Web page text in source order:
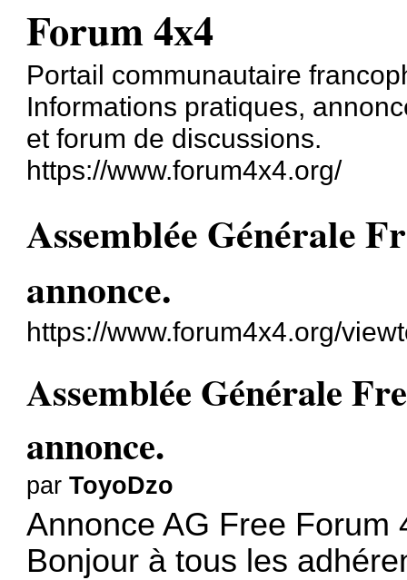
Forum 4x4
Portail communautaire
Informations pratiques,
et forum de discussions.
https://www.forum4x4.org/
Assemblée Générale
annonce.
https://www.forum4x4.org/
Assemblée Générale
annonce.
parToyoDzo
Annonce AG Free Forum
Bonjour à tous les